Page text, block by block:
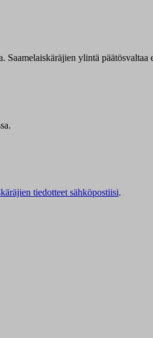
ylintä päätösvaltaa
tiedotteet sähköpostiisi.